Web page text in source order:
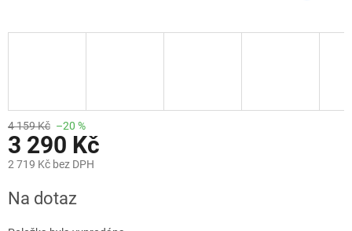
4 159 Kč –20 %
3 290 Kč
2 719 Kč bez DPH
cena:
Na dotaz